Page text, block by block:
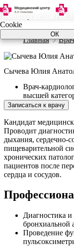
Используя сайт
Cookie
ОК
Главная
Сычева Юлия
Врач-
высшей
Записаться к врачу
Кандидат
Проводит
дыхания, сердечно-
пищеварительной
хронических
пациентов после
сердца и сосудов.
Диагностика
бронхиальной
Проведение